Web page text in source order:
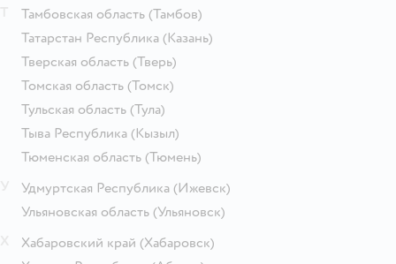
Тамбовская область (Тамбов)
Татарстан Республика (Казань)
Тверская область (Тверь)
Томская область (Томск)
Тульская область (Тула)
Тыва Республика (Кызыл)
Тюменская область (Тюмень)
Удмуртская Республика (Ижевск)
Ульяновская область (Ульяновск)
Хабаровский край (Хабаровск)